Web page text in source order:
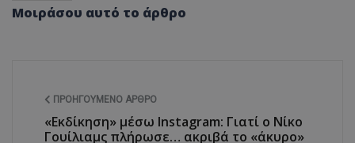
Μοιράσου αυτό το άρθρο
ΠΡΟΗΓΟΎΜΕΝΟ ΆΡΘΡΟ
«Εκδίκηση» μέσω Instagram: Γιατί ο Νίκο
Γουίλιαμς πλήρωσε… ακριβά το «άκυρο»